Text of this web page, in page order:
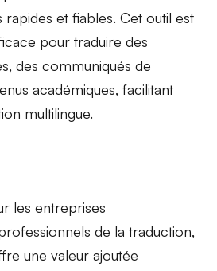
rapides et fiables. Cet outil est
pour traduire des
descommuniqués de
académiques, facilitant
multilingue.
lesentreprises
de la traduction,
unevaleur ajoutée